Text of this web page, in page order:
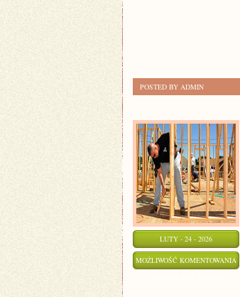
POSTED BY ADMIN
LUTY - 24 - 2026
MOŻLIWOŚĆ KOMENTOWANIA